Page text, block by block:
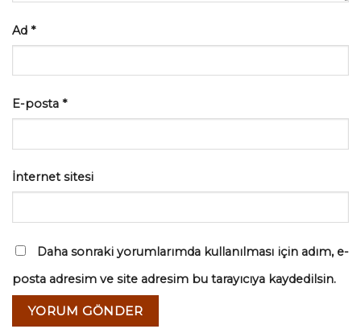
Ad *
E-posta *
İnternet sitesi
Daha sonraki yorumlarımda kullanılması için adım, e-
posta adresim ve site adresim bu tarayıcıya kaydedilsin.